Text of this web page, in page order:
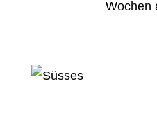
Wochen